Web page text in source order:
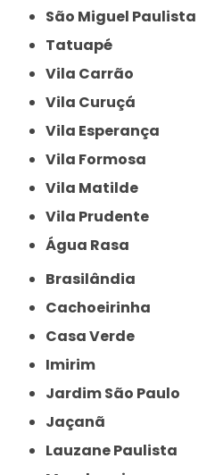
São Miguel Paulista
Tatuapé
Vila Carrão
Vila Curuçá
Vila Esperança
Vila Formosa
Vila Matilde
Vila Prudente
Água Rasa
Brasilândia
Cachoeirinha
Casa Verde
Imirim
Jardim São Paulo
Jaçanã
Lauzane Paulista